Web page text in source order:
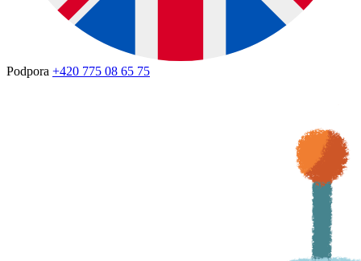
Podpora +420 775 08 65 75